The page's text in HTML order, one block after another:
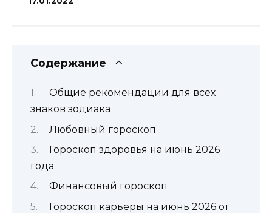
Содержание
Общие рекомендации для всех
знаков зодиака
Любовный гороскоп
Гороскоп здоровья на июнь 2026
года
Финансовый гороскоп
Гороскоп карьеры на июнь 2026 от